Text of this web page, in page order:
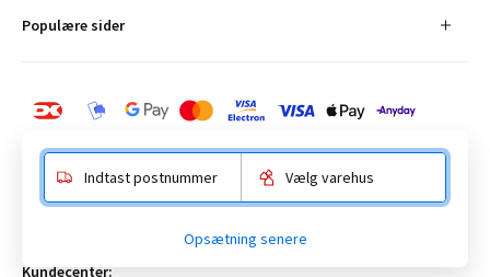
Populære sider
Anelystparken 16, 8381 Tilst. CVR-nummer 19555305
Kundecenter:
Indtast postnummer Vælg varehus
Opsætning senere